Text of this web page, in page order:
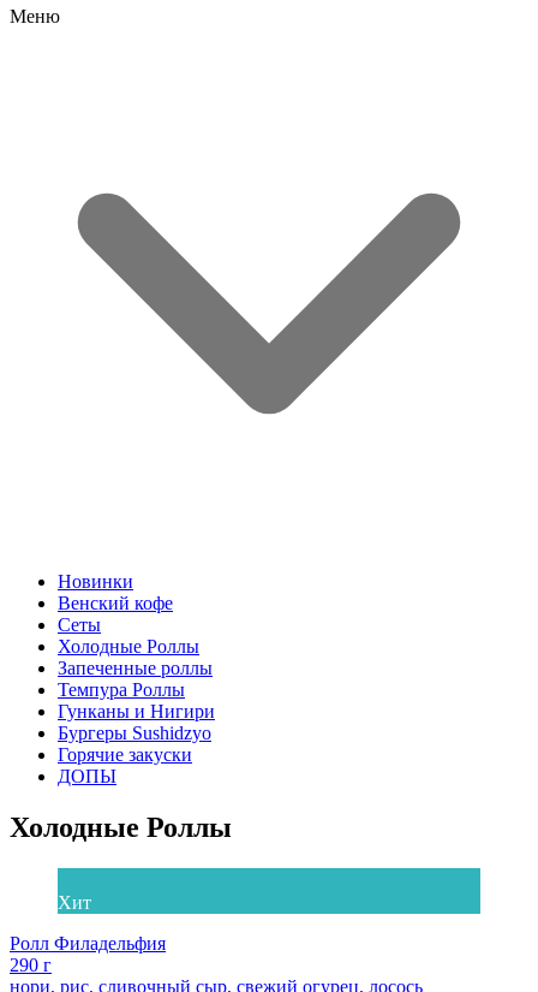
Меню
Новинки
Венский кофе
Сеты
Холодные Роллы
Запеченные роллы
Темпура Роллы
Гунканы и Нигири
Бургеры Sushidzyo
Горячие закуски
ДОПЫ
Холодные Роллы
Хит
Ролл Филадельфия
290 г
нори, рис, сливочный сыр, свежий огурец, лосось